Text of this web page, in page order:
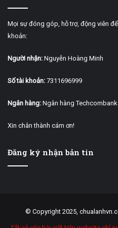
Mọi sự đóng góp, hỗ trợ, động viên
khoản:
Người nhận: Nguyễn Hoàng Minh
Số tài khoản: 7311696999
Ngân hàng: Ngân hàng Techcombank
Xin chân thành cám ơn!
Đăng ký nhận bản tin
© Copyright 2025,